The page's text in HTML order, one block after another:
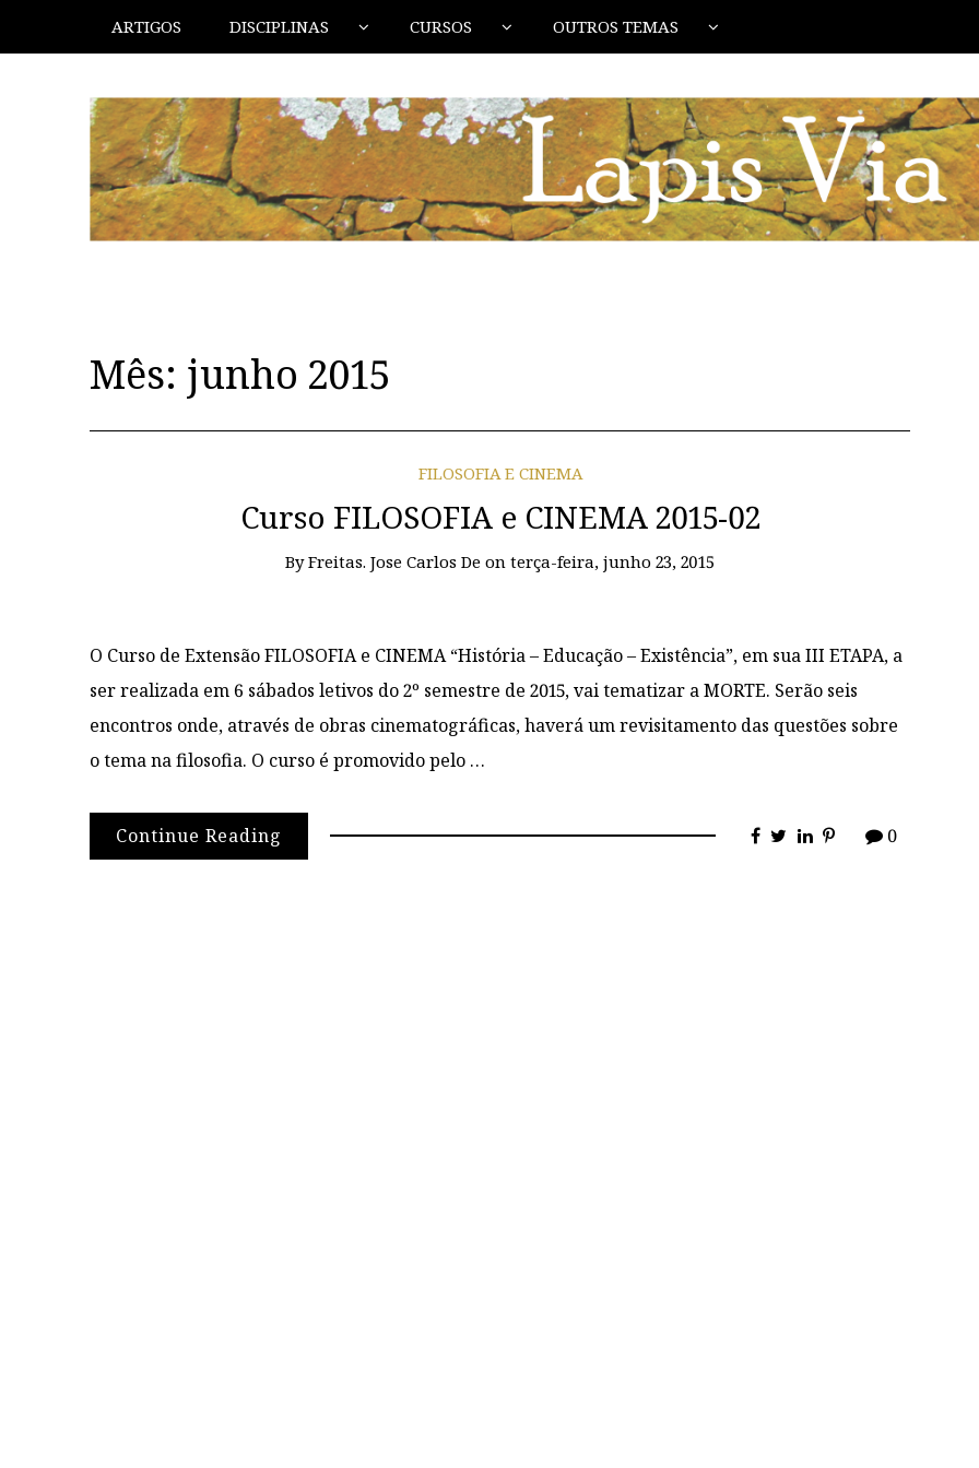
ARTIGOS DISCIPLINAS CURSOS OUTROS TEMAS
Mês: junho 2015
FILOSOFIA E CINEMA
Curso FILOSOFIA e CINEMA 2015-02
ByFreitas. Jose Carlos De onterça-feira, junho 23, 2015
O Curso de Extensão FILOSOFIA e CINEMA “História – Educação – Existência”, em sua III ETAPA, a
ser realizada em 6 sábados letivos do 2º semestre de 2015, vai tematizar a MORTE. Serão seis
encontros onde, através de obras cinematográficas, haverá um revisitamento das questões sobre
o tema na filosofia. O curso é promovido pelo …
Continue Reading 0